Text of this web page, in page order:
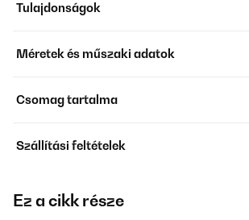
Tulajdonságok
Méretek és műszaki adatok
Csomag tartalma
Szállítási feltételek
Ez a cikk része